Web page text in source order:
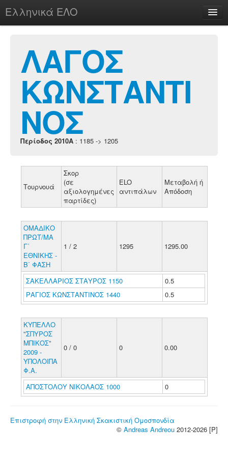
Ελληνικά ΕΛΟ
chesstu.be @ discord
Login
ΛΑΓΟΣ
ΚΩΝΣΤΑΝΤΙ
ΝΟΣ
Περίοδος 2010A : 1185 -> 1205
Τουρνουά
Σκορ
(σε
αξιολογημένες
παρτίδες)
ELO
αντιπάλων
Μεταβολή ή
Απόδοση
ΟΜΑΔΙΚΟ
ΠΡΩΤ/ΜΑ
Γ΄
ΕΘΝΙΚΗΣ -
Β΄ ΦΑΣΗ
1 / 2 1295 1295.00
ΣΑΚΕΛΛΑΡΙΟΣ ΣΤΑΥΡΟΣ 1150
0.5
ΡΑΓΙΟΣ ΚΩΝΣΤΑΝΤΙΝΟΣ 1440
0.5
ΚΥΠΕΛΛΟ
"ΣΠΥΡΟΣ
ΜΠΙΚΟΣ"
2009 -
ΥΠΟΛΟΙΠΑ
Φ.Α.
0 / 0 0 0.00
ΑΠΟΣΤΟΛΟΥ ΝΙΚΟΛΑΟΣ 1000 0
Επιστροφή στην Ελληνική Σκακιστική Ομοσπονδία
© Andreas Andreou 2012-2026 [P]